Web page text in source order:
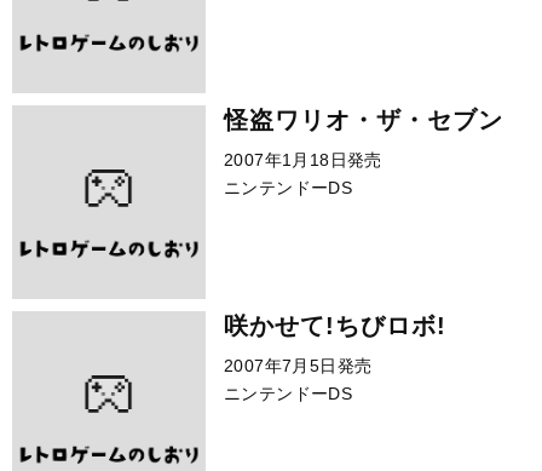
怪盗ワリオ・ザ・セブン
2007年1月18日発売
ニンテンドーDS
咲かせて!ちびロボ!
2007年7月5日発売
ニンテンドーDS